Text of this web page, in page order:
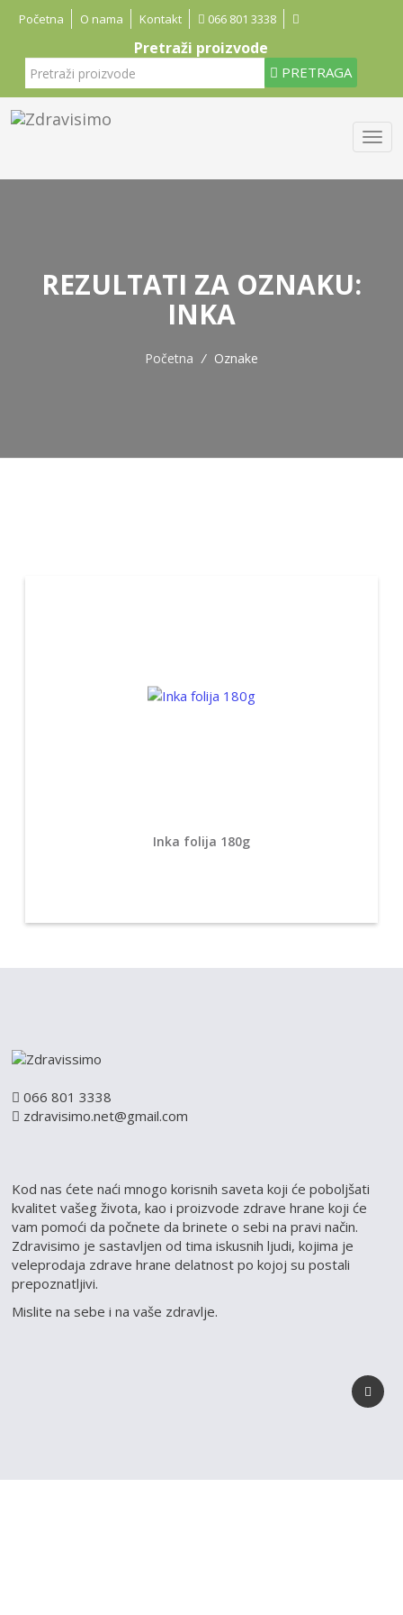
Početna O nama Kontakt 066 801 3338
Pretraži proizvode
PRETRAGA
REZULTATI ZA OZNAKU:
INKA
Početna / Oznake
Inka folija 180g
066 801 3338
zdravisimo.net@gmail.com
Kod nas ćete naći mnogo korisnih saveta koji će poboljšati
kvalitet vašeg života, kao i proizvode zdrave hrane koji će
vam pomoći da počnete da brinete o sebi na pravi način.
Zdravisimo je sastavljen od tima iskusnih ljudi, kojima je
veleprodaja zdrave hrane delatnost po kojoj su postali
prepoznatljivi.
Mislite na sebe i na vaše zdravlje.